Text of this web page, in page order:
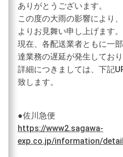
ありがとうございます。
この度の大雨の影響により
よりお見舞い申し上げます。
現在、各配送業者ともに一
達業務の遅延が発生しており
詳細につきましては、下記
致します。
●佐川急便
https://www2.sagawa-
exp.co.jp/information/